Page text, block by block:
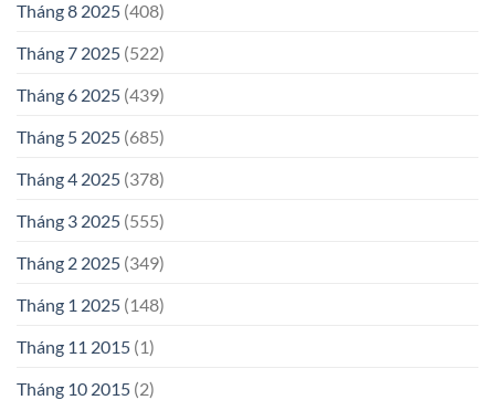
Tháng 8 2025 (408)
Tháng 7 2025 (522)
Tháng 6 2025 (439)
Tháng 5 2025 (685)
Tháng 4 2025 (378)
Tháng 3 2025 (555)
Tháng 2 2025 (349)
Tháng 1 2025 (148)
Tháng 11 2015 (1)
Tháng 10 2015 (2)